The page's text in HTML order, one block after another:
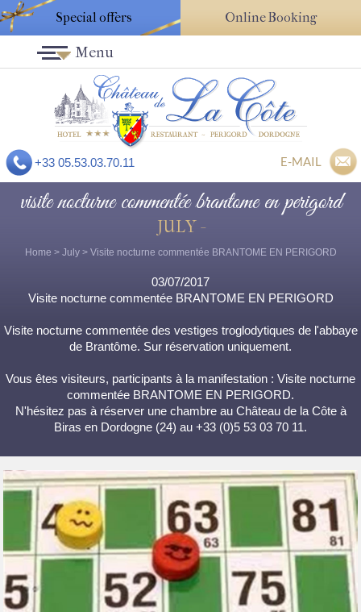
Special offers Online Booking
+33 05.53.03.70.11 E-MAIL
Menu
visite nocturne commentée brantome en perigord
JULY -
Home > July> Visite nocturne commentée BRANTOME EN PERIGORD
03/07/2017
Visite nocturne commentée BRANTOME EN PERIGORD
Visite nocturne commentée des vestiges troglodytiques de l'abbaye
de Brantôme. Sur réservation uniquement.
Vous êtes visiteurs, participants à la manifestation : Visite nocturne
commentée BRANTOME EN PERIGORD.
N'hésitez pas à réserver une chambre au Château de la Côte à
Biras en Dordogne (24) au +33 (0)5 53 03 70 11.